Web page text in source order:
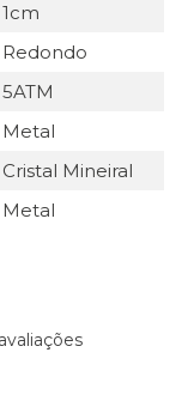
1cm
Redondo
5ATM
Metal
Cristal Mineiral
Metal